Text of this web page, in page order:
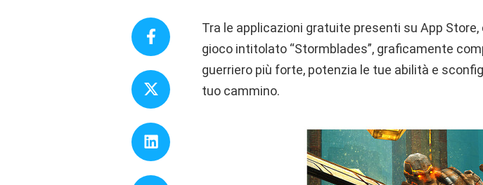
Tra le applicazioni gratuite presenti su App
gioco intitolato “Stormblades”, graficamente
guerriero più forte, potenzia le tue abilità e
tuo cammino.